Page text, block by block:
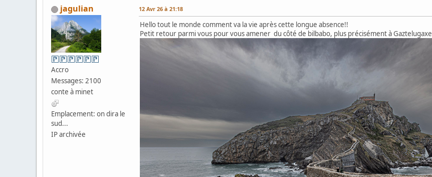
jagulian
Accro
Messages: 2100
conte à minet
Emplacement: on dira le
sud...
IP archivée
12 Avr 26 à 21:18
Hello tout le monde comment va la vie après cette longue absence!!
Petit retour parmi vous pour vous amener du côté de bilbabo, plus précisément à Gaztelugaxe